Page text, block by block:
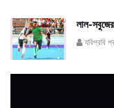
লাল-সবুজের
যবিপ্রবি